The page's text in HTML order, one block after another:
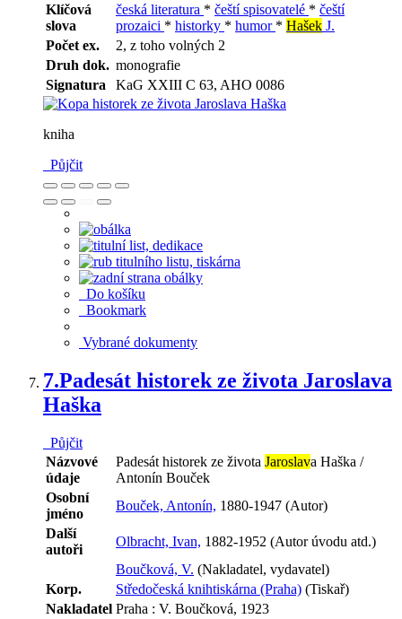
Klíčová
slova
česká literatura * čeští spisovatelé * čeští
prozaici * historky * humor * Hašek J.
Počet ex.
2, z toho volných 2
Druh dok. monografie
Signatura
KaG XXIII C 63, AHO 0086
kniha
Půjčit
Do košíku
Bookmark
Vybrané dokumenty
7.Padesát historek ze života Jaroslava
Haška
Půjčit
Názvové
údaje
Padesát historek ze života Jaroslava Haška /
Antonín Bouček
Osobní
jméno
Bouček, Antonín, 1880-1947 (Autor)
Další
autoři
Olbracht, Ivan, 1882-1952 (Autor úvodu atd.)
Boučková, V. (Nakladatel, vydavatel)
Korp.
Středočeská knihtiskárna (Praha) (Tiskař)
Nakladatel Praha : V. Boučková, 1923